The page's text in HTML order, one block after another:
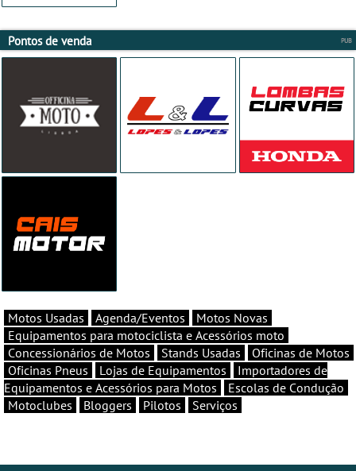
Pontos de venda
Motos Usadas Agenda/Eventos
Motos Novas
Equipamentos para motociclista e Acessórios moto
Concessionários de Motos
Stands Usadas
Oficinas de Motos
Oficinas Pneus
Lojas de Equipamentos
Importadores de
Equipamentos e Acessórios para Motos
Escolas de Condução
Motoclubes
Bloggers Pilotos Serviços